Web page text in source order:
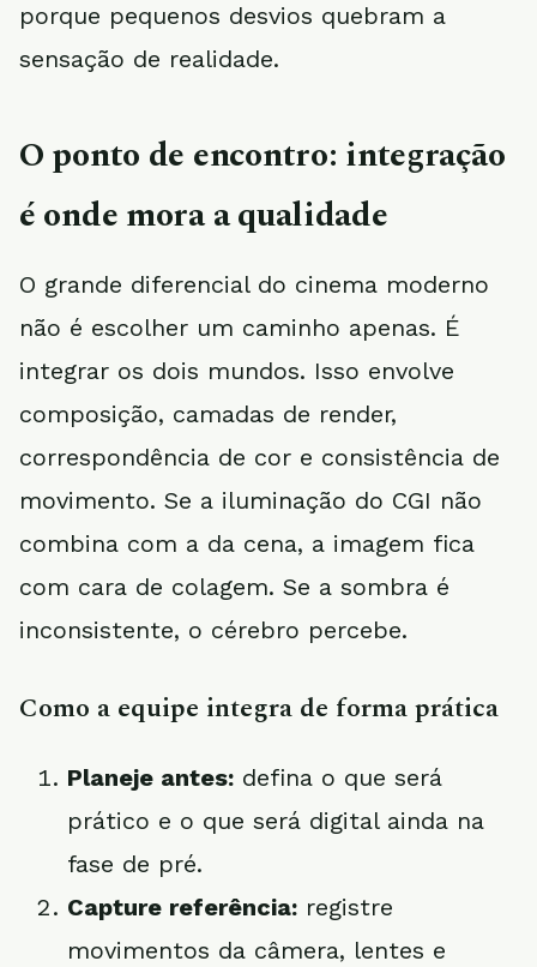
porque pequenos desvios quebram a
sensação de realidade.
O ponto de encontro: integração
é onde mora a qualidade
O grande diferencial do cinema moderno
não é escolher um caminho apenas. É
integrar os dois mundos. Isso envolve
composição, camadas de render,
correspondência de cor e consistência de
movimento. Se a iluminação do CGI não
combina com a da cena, a imagem fica
com cara de colagem. Se a sombra é
inconsistente, o cérebro percebe.
Como a equipe integra de forma prática
Planeje antes: defina o que será
prático e o que será digital ainda na
fase de pré.
Capture referência: registre
movimentos da câmera, lentes e